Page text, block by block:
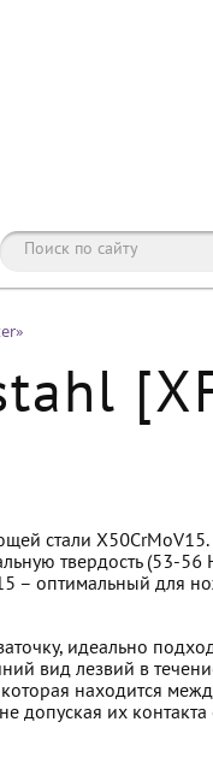
стали
твердость (53-56
– оптимальный для
идеально
вид лезвий в
находится
допуская их контакта